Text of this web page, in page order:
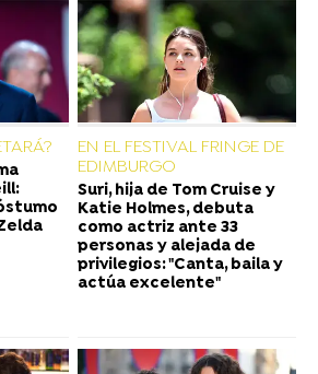
EN EL FESTIVAL FRINGE DE
EDIMBURGO
Suri, hija de Tom Cruise y
Katie Holmes, debuta
como actriz ante 33
personas y alejada de
privilegios: "Canta, baila y
actúa excelente"